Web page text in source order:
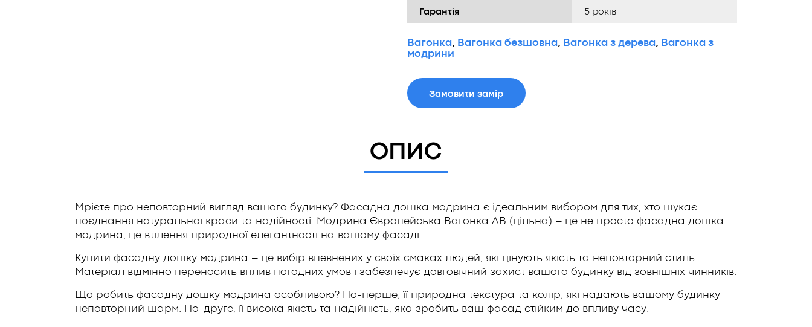
Гарантія 5 років
Вагонка, Вагонка безшовна, Вагонка з дерева, Вагонка з
модрини
Замовити замір
ОПИС
Мрієте про неповторний вигляд вашого будинку? Фасадна дошка модрина є ідеальним вибором для тих, хто шукає
поєднання натуральної краси та надійності. Модрина Європейська Вагонка АВ (цільна) – це не просто фасадна дошка
модрина, це втілення природної елегантності на вашому фасаді.
Купити фасадну дошку модрина – це вибір впевнених у своїх смаках людей, які цінують якість та неповторний стиль.
Матеріал відмінно переносить вплив погодних умов і забезпечує довговічний захист вашого будинку від зовнішніх чинників.
Що робить фасадну дошку модрина особливою? По-перше, її природна текстура та колір, які надають вашому будинку
неповторний шарм. По-друге, її висока якість та надійність, яка зробить ваш фасад стійким до впливу часу.